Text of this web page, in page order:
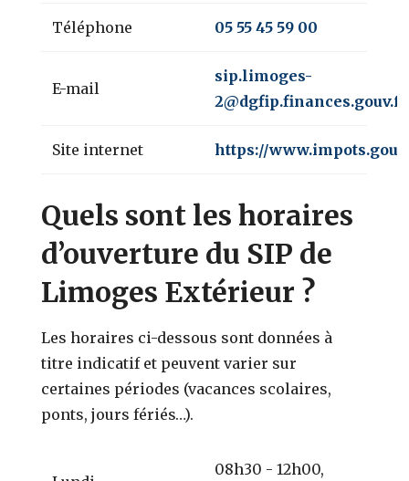
Téléphone 05 55 45 59 00
E-mail
sip.limoges-
2@dgfip.finances.gouv.fr
Site internet https://
Quels sont les horaires
d’ouverture du SIP de
Limoges Extérieur ?
Les horaires ci-dessous sont données à
titre indicatif et peuvent varier sur
certaines périodes (vacances scolaires,
ponts, jours fériés…).
08h30 - 12h00,